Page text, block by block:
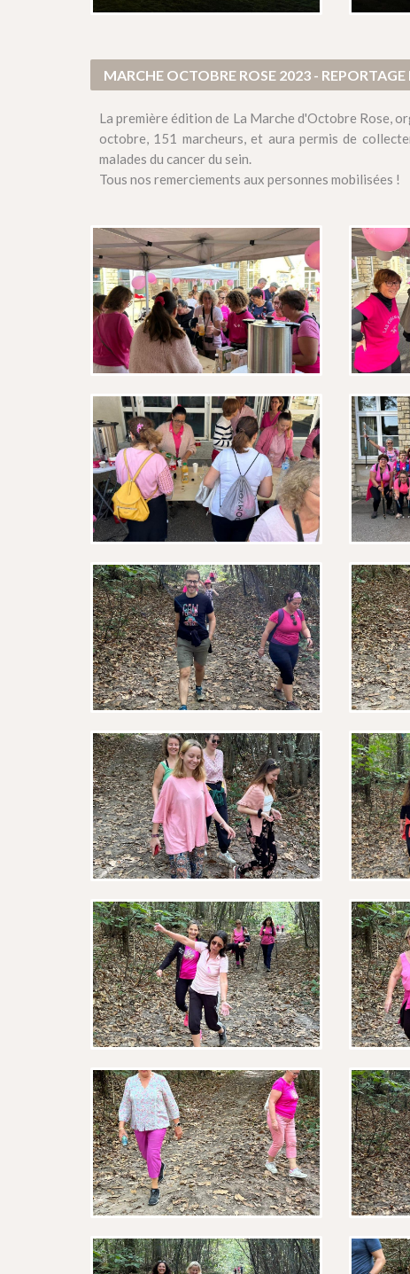
MARCHE OCTOBRE ROSE 2023 -
La première édition de La Marche d'Octobre Rose,
octobre, 151 marcheurs, et aura permis de
malades du cancer du sein.
Tous nos remerciements aux personnes mobilisées !